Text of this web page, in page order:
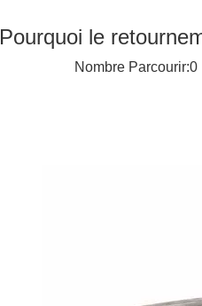
Pourquoi le
Nombre Parcourir:0